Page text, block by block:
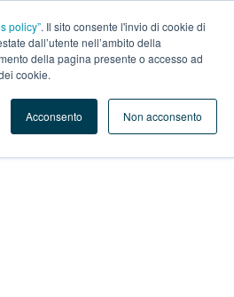
policy”. Il sito consente l'invio di cookie di
dall’utente nell’ambito della
della pagina presente o accesso ad
cookie.
Acconsento Non acconsento